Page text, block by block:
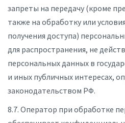
запреты на передачу (кроме
также на обработку или
получения доступа)
для распространения, не
персональных данных в
и иных публичных интересах,
законодательством РФ.
8.7. Оператор при обработке